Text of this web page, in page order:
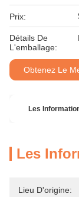
Prix:
Détails De
L'emballage:
Obtenez Le
Les
Les
Lieu D'origine: